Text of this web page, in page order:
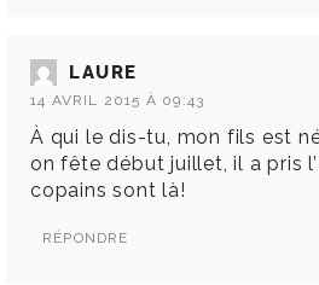
LAURE
14 AVRIL 2015 À 09:43
À qui le dis-tu, mon fils est
on fête début juillet, il a pris
copains sont là!
RÉPONDRE